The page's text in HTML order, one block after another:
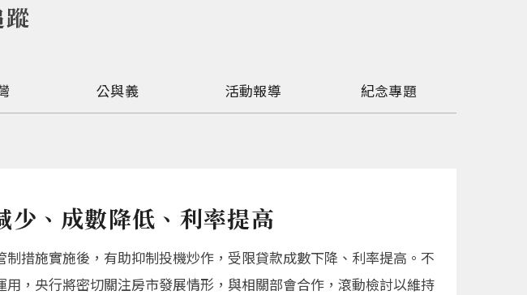
公與義 活動報導 紀念專題
少、成數降低、利率提高
措施實施後，有助抑制投機炒作，受限貸款成數下降、利率提高。不
，央行將密切關注房市發展情形，與相關部會合作，滾動檢討以維持